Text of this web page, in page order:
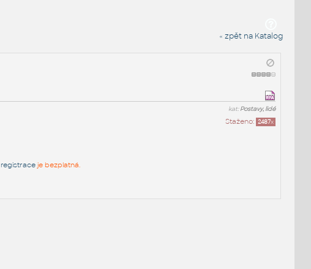
« zpět na Katalog
kat:Postavy, lidé
Staženo: 2487x
registraceje bezplatná.